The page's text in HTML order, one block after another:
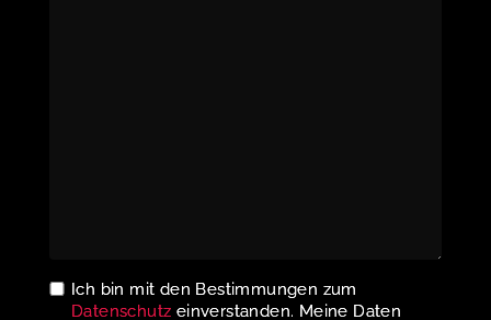
Ich bin mit den Bestimmungen zum
Datenschutz einverstanden. Meine Daten